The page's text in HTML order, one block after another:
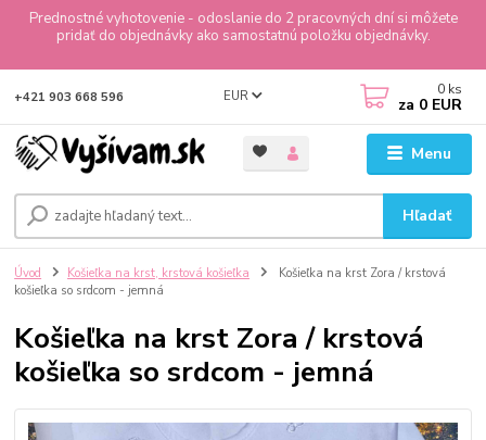
Prednostné vyhotovenie - odoslanie do 2 pracovných dní si môžete
pridať do objednávky ako samostatnú položku objednávky.
Menu
EUR
Hľadať
+421 903 668 596 0 ks
za 0 EUR
Úvod Košieľka na krst, krstová košieľka
Košieľka na krst Zora / krstová
košieľka so srdcom - jemná
Košieľka na krst Zora / krstová
košieľka so srdcom - jemná